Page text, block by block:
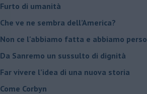
​Furto di umanità
​Che ve ne sembra dell’America?
Non ce l'abbiamo fatta e abbiamo perso
​Da Sanremo un sussulto di dignità
Far vivere l’idea di una nuova storia
Come Corbyn